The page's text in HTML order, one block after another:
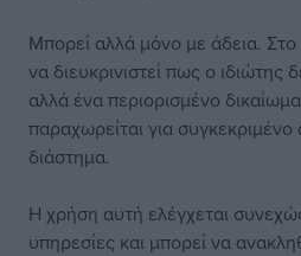
Μπορεί αλλά μόνο με άδεια.
να διευκρινιστεί πως ο ιδιώτης
αλλά ένα περιορισμένο
παραχωρείται για συγκεκριμένο
διάστημα.
Η χρήση αυτή ελέγχεται
υπηρεσίες και μπορεί να